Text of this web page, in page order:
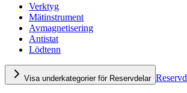
Verktyg
Mätinstrument
Avmagnetisering
Antistat
Lödtenn
Visa underkategorier för Reservdelar